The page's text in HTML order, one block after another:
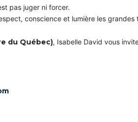
pas juger ni forcer.
conscience et lumière les grandes
du Québec), Isabelle David vous